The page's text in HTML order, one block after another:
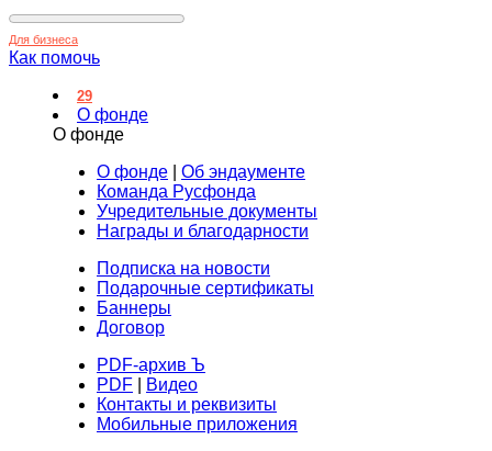
Для бизнеса
Как помочь
29
О фонде
О фонде
О фонде
Об эндаументе
Команда Русфонда
Учредительные документы
Награды и благодарности
Подписка на новости
Подарочные сертификаты
Баннеры
Договор
PDF-архив Ъ
PDF
Видео
Контакты и реквизиты
Мобильные приложения